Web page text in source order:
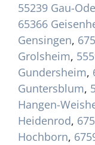
55239 Gau-
65366
Gensingen,
Grolsheim,
Gundersheim,
Guntersblum,
Hangen-
Heidenrod,
Hochborn,